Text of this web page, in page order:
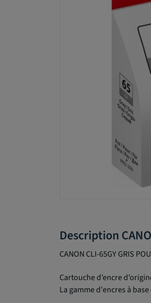
Description
CANON CLI-65GY GRIS
Cartouche d’encre
La gamme d'encres à